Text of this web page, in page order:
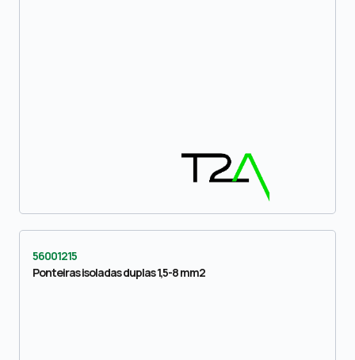
56001215
Ponteiras isoladas duplas 1,5-8 mm2